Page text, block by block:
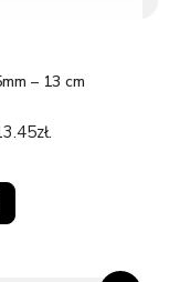
– 13 cm
zł.